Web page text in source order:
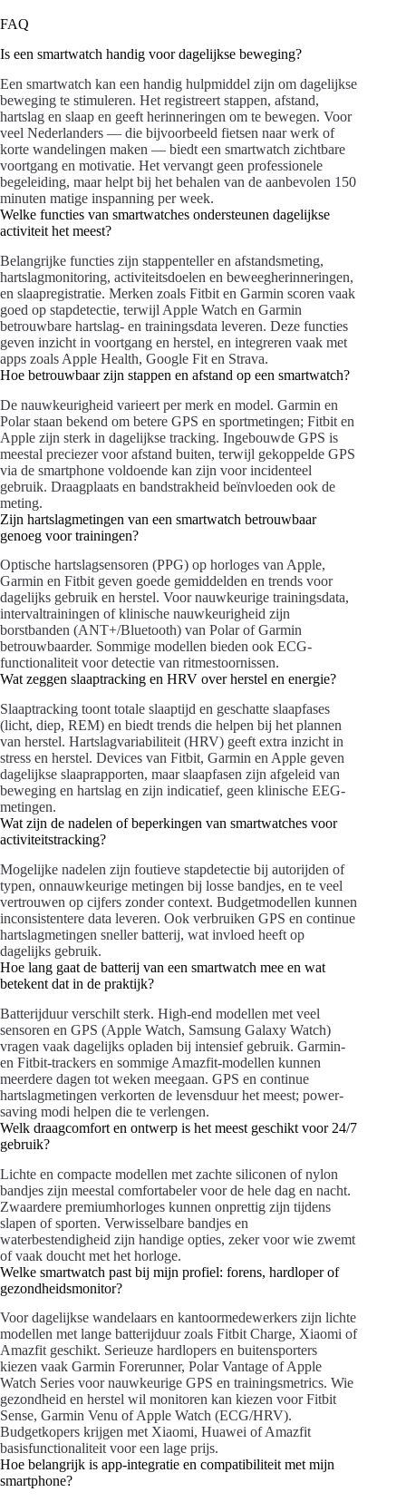
FAQ
Is een smartwatch handig voor dagelijkse beweging?
Een smartwatch kan een handig hulpmiddel zijn om dagelijkse
beweging te stimuleren. Het registreert stappen, afstand,
hartslag en slaap en geeft herinneringen om te bewegen. Voor
veel Nederlanders — die bijvoorbeeld fietsen naar werk of
korte wandelingen maken — biedt een smartwatch zichtbare
voortgang en motivatie. Het vervangt geen professionele
begeleiding, maar helpt bij het behalen van de aanbevolen 150
minuten matige inspanning per week.
Welke functies van smartwatches ondersteunen dagelijkse
activiteit het meest?
Belangrijke functies zijn stappenteller en afstandsmeting,
hartslagmonitoring, activiteitsdoelen en beweegherinneringen,
en slaapregistratie. Merken zoals Fitbit en Garmin scoren vaak
goed op stapdetectie, terwijl Apple Watch en Garmin
betrouwbare hartslag- en trainingsdata leveren. Deze functies
geven inzicht in voortgang en herstel, en integreren vaak met
apps zoals Apple Health, Google Fit en Strava.
Hoe betrouwbaar zijn stappen en afstand op een smartwatch?
De nauwkeurigheid varieert per merk en model. Garmin en
Polar staan bekend om betere GPS en sportmetingen; Fitbit en
Apple zijn sterk in dagelijkse tracking. Ingebouwde GPS is
meestal preciezer voor afstand buiten, terwijl gekoppelde GPS
via de smartphone voldoende kan zijn voor incidenteel
gebruik. Draagplaats en bandstrakheid beïnvloeden ook de
meting.
Zijn hartslagmetingen van een smartwatch betrouwbaar
genoeg voor trainingen?
Optische hartslagsensoren (PPG) op horloges van Apple,
Garmin en Fitbit geven goede gemiddelden en trends voor
dagelijks gebruik en herstel. Voor nauwkeurige trainingsdata,
intervaltrainingen of klinische nauwkeurigheid zijn
borstbanden (ANT+/Bluetooth) van Polar of Garmin
betrouwbaarder. Sommige modellen bieden ook ECG-
functionaliteit voor detectie van ritmestoornissen.
Wat zeggen slaaptracking en HRV over herstel en energie?
Slaaptracking toont totale slaaptijd en geschatte slaapfases
(licht, diep, REM) en biedt trends die helpen bij het plannen
van herstel. Hartslagvariabiliteit (HRV) geeft extra inzicht in
stress en herstel. Devices van Fitbit, Garmin en Apple geven
dagelijkse slaaprapporten, maar slaapfasen zijn afgeleid van
beweging en hartslag en zijn indicatief, geen klinische EEG-
metingen.
Wat zijn de nadelen of beperkingen van smartwatches voor
activiteitstracking?
Mogelijke nadelen zijn foutieve stapdetectie bij autorijden of
typen, onnauwkeurige metingen bij losse bandjes, en te veel
vertrouwen op cijfers zonder context. Budgetmodellen kunnen
inconsistentere data leveren. Ook verbruiken GPS en continue
hartslagmetingen sneller batterij, wat invloed heeft op
dagelijks gebruik.
Hoe lang gaat de batterij van een smartwatch mee en wat
betekent dat in de praktijk?
Batterijduur verschilt sterk. High-end modellen met veel
sensoren en GPS (Apple Watch, Samsung Galaxy Watch)
vragen vaak dagelijks opladen bij intensief gebruik. Garmin-
en Fitbit-trackers en sommige Amazfit-modellen kunnen
meerdere dagen tot weken meegaan. GPS en continue
hartslagmetingen verkorten de levensduur het meest; power-
saving modi helpen die te verlengen.
Welk draagcomfort en ontwerp is het meest geschikt voor 24/7
gebruik?
Lichte en compacte modellen met zachte siliconen of nylon
bandjes zijn meestal comfortabeler voor de hele dag en nacht.
Zwaardere premiumhorloges kunnen onprettig zijn tijdens
slapen of sporten. Verwisselbare bandjes en
waterbestendigheid zijn handige opties, zeker voor wie zwemt
of vaak doucht met het horloge.
Welke smartwatch past bij mijn profiel: forens, hardloper of
gezondheidsmonitor?
Voor dagelijkse wandelaars en kantoormedewerkers zijn lichte
modellen met lange batterijduur zoals Fitbit Charge, Xiaomi of
Amazfit geschikt. Serieuze hardlopers en buitensporters
kiezen vaak Garmin Forerunner, Polar Vantage of Apple
Watch Series voor nauwkeurige GPS en trainingsmetrics. Wie
gezondheid en herstel wil monitoren kan kiezen voor Fitbit
Sense, Garmin Venu of Apple Watch (ECG/HRV).
Budgetkopers krijgen met Xiaomi, Huawei of Amazfit
basisfunctionaliteit voor een lage prijs.
Hoe belangrijk is app-integratie en compatibiliteit met mijn
smartphone?